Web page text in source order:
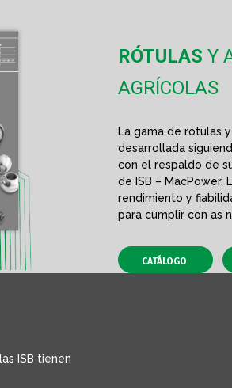
RÓTULAS Y
AGRÍCOLAS
La gama de rótulas
desarrollada
con el respaldo de
de ISB – MacPower.
rendimiento y
para cumplir con as
CATÁLOGO
ISB tienen